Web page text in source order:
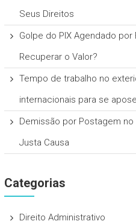
Seus Direitos
Golpe do PIX Agendado por
Recuperar o Valor?
Tempo de trabalho no
internacionais para se
Demissão por Postagem no
Justa Causa
Categorias
Direito Administrativo